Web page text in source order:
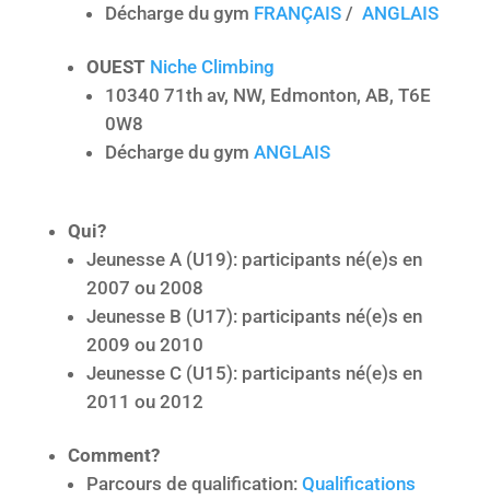
Décharge du gym FRANÇAIS/ ANGLAIS
OUEST Niche Climbing
10340 71th av, NW, Edmonton, AB, T6E
0W8
Décharge du gym ANGLAIS
Qui?
Jeunesse A (U19): participants né(e)s en
2007 ou 2008
Jeunesse B (U17): participants né(e)s en
2009 ou 2010
Jeunesse C (U15): participants né(e)s en
2011 ou 2012
Comment?
Parcours de qualification: Qualifications